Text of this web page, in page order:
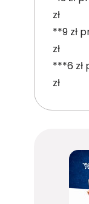
zł
**9 zł
zł
***6 zł
zł